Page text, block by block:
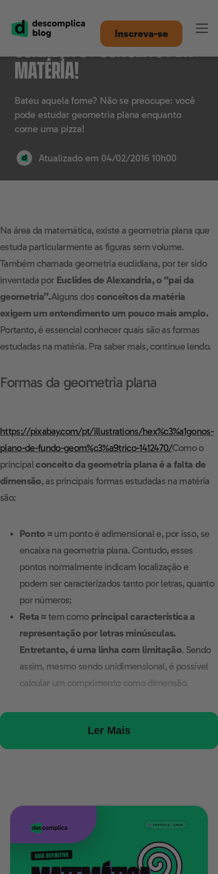
Inscreva-se
Geometria plana:
conheça os conceitos da
matéria!
Bateu aquela fome? Não se preocupe: você
pode estudar geometria plana enquanto
come uma pizza!
Atualizado em 04/02/2016 10h00
Na área da matemática, existe a geometria plana que
estuda particularmente as figuras sem volume.
Também chamada geometria euclidiana, por ter sido
inventada por Euclides de Alexandria, o “pai da
geometria”.Alguns dosconceitos da matéria
exigem um entendimento um pouco mais amplo.
Portanto, é essencial conhecer quais são as formas
estudadas na matéria. Pra saber mais, continue lendo.
Formas da geometria plana
https://pixabay.com/pt/illustrations/hex%c3%a1gonos-
plano-de-fundo-geom%c3%a9trico-1412470/Como o
principalconceito da geometria plana é a falta de
dimensão, as principais formas estudadas na matéria
são:
Ponto =um ponto é adimensional e, por isso, se
encaixa na geometria plana. Contudo, esses
pontos normalmente indicam localização e
podem ser caracterizados tanto por letras, quanto
por números;
Reta =tem como principal característica a
representação por letras minúsculas.
Entretanto, é uma linha com limitação. Sendo
assim, mesmo sendo unidimensional, é possível
calcular um comprimento como dimensão.
A reta pode aparecer em três posições diferentes como
horizontal, vertical e inclinada. É possível que elas
apareçam em posições distintas, às vezes cruzando
segmento de reta costuma ser limitado, já que
corresponde a partes longínquas entre dois pontos
diferentes. Portanto, também existe a semirreta que se
limita a seguir apenas um sentido, com início, mas sem
Ler Mais